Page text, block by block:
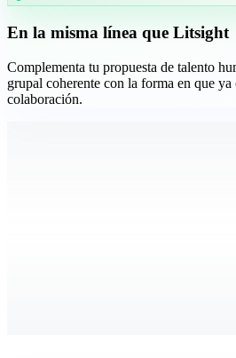
En la misma línea que Litsight
Complementa tu propuesta de talento
grupal coherente con la forma en que ya
colaboración.